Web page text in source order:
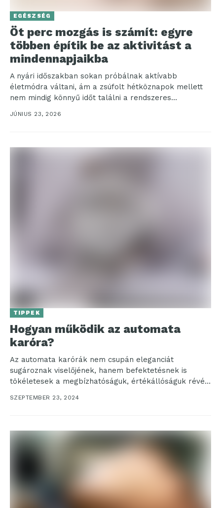
EGÉSZSÉG
Öt perc mozgás is számít: egyre
többen építik be az aktivitást a
mindennapjaikba
A nyári időszakban sokan próbálnak aktívabb
életmódra váltani, ám a zsúfolt hétköznapok mellett
nem mindig könnyű időt találni a rendszeres
mozgásra. A HUAWEI...
JÚNIUS 23, 2026
TIPPEK
Hogyan működik az automata
karóra?
Az automata karórák nem csupán eleganciát
sugároznak viselőjének, hanem befektetésnek is
tökéletesek a megbízhatóságuk, értékállóságuk révén.
gyűjteményében különleges...
SZEPTEMBER 23, 2024